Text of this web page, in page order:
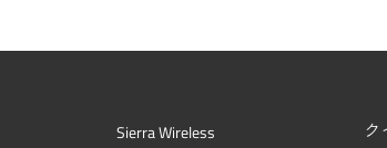
Sierra Wireless
ク